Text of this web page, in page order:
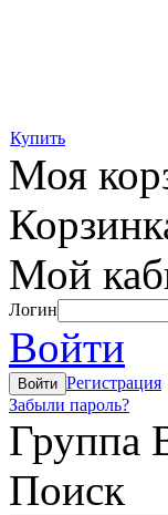
Купить
Моя
Мой
Логин
Войти
Регистрация
Забыли пароль?
Группа
Поиск